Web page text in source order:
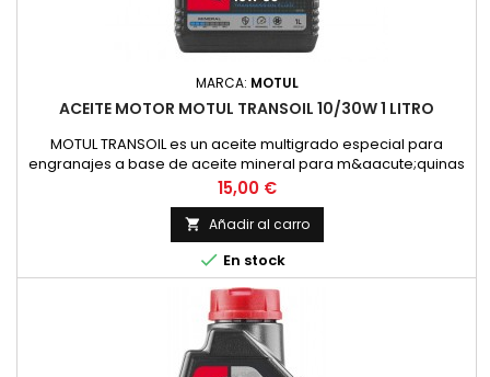
MARCA: MOTUL
ACEITE MOTOR MOTUL TRANSOIL 10/30W 1 LITRO
MOTUL TRANSOIL es un aceite multigrado especial para
engranajes a base de aceite mineral para m&aacute;quinas
de dos tiempos con lubricaci&oacute;n separada de los
engranajes. Corresponde a la recomendaci&oacute;n de
YAMAHA para estas transmisiones.ESPECIFICACIONES /
NORMAS:NORMAS: SAE 10W-30VENTAJAS ESPECIALES:- Permite
un cambio de marchas f&aacute;cil...
Precio
15,00 €
 Añadir al carro
 En stock